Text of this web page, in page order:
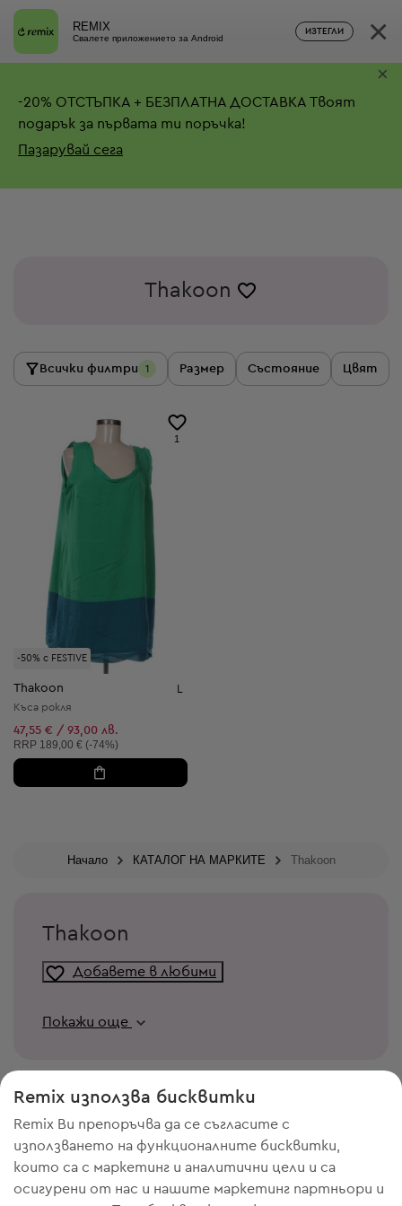
REMIX
Свалете приложението за Android
ИЗТЕГЛИ ×
-20% ОТСТЪПКА + БЕЗПЛАТНА ДОСТАВКА Твоят
подарък за първата ти поръчка!
Пазарувай сега
×
Thakoon
Всички филтри 1 Размер Състояние Цвят
-50% с FESTIVE
1
Thakoon
Къса рокля
47,55 € / 93,00 лв.
Препоръчителна цена:
RRP 189,00 € (-74%)
Начало КАТАЛОГ НА МАРКИТЕ Thakoon
Thakoon
Добавете в любими
Покажи още
Remix използва бисквитки
Remix Ви препоръчва да се съгласите с
използването на функционалните бисквитки,
които са с маркетинг и аналитични цели и са
осигурени от нас и нашите маркетинг партньори и